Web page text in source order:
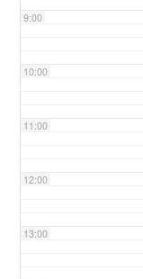
9:00
10:00
11:00
12:00
13:00